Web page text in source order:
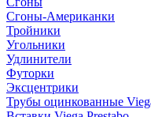
Сгоны-Американки
Тройники
Угольники
Удлинители
Футорки
Эксцентрики
Трубы оцинкованные